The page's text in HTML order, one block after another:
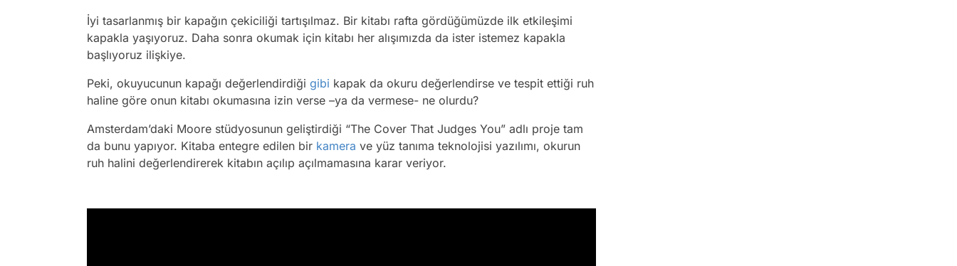
İyi tasarlanmış bir kapağın çekiciliği tartışılmaz. Bir kitabı rafta gördüğümüzde ilk etkileşimi
kapakla yaşıyoruz. Daha sonra okumak için kitabı her alışımızda da ister istemez kapakla
başlıyoruz ilişkiye.
Peki, okuyucunun kapağı değerlendirdiği gibi kapak da okuru değerlendirse ve tespit ettiği ruh
haline göre onun kitabı okumasına izin verse –ya da vermese- ne olurdu?
Amsterdam’daki Moore stüdyosunun geliştirdiği “The Cover That Judges You” adlı proje tam
da bunu yapıyor. Kitaba entegre edilen bir kamera ve yüz tanıma teknolojisi yazılımı, okurun
ruh halini değerlendirerek kitabın açılıp açılmamasına karar veriyor.